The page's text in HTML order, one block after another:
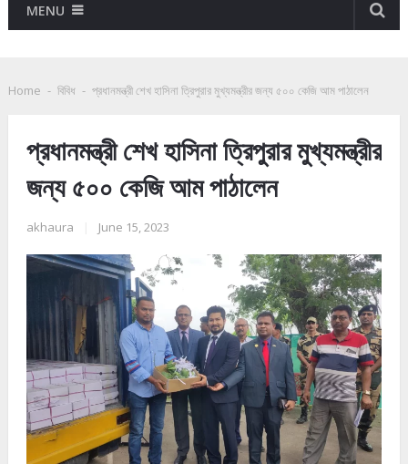
MENU
Home - বিবিধ - প্রধানমন্ত্রী শেখ হাসিনা ত্রিপুরার মুখ্যমন্ত্রীর জন্য ৫০০ কেজি আম পাঠালেন
প্রধানমন্ত্রী শেখ হাসিনা ত্রিপুরার মুখ্যমন্ত্রীর
জন্য ৫০০ কেজি আম পাঠালেন
akhaura June 15, 2023